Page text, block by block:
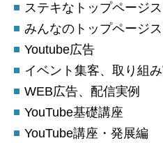
ステキなトップページ
みんなのトップページ
Youtube広告
イベント集客、取り組み
WEB広告、配信実例
YouTube基礎講座
YouTube講座・発展編